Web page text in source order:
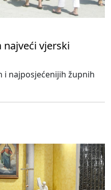
najveći vjerski
i najposjećenijih župnih